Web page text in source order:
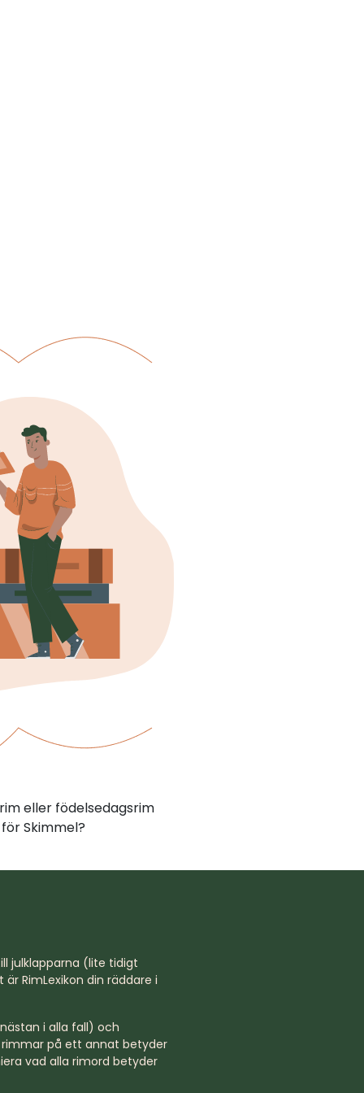
eller födelsedagsrim
Skimmel?
julklapparna (lite tidigt
RimLexikon din räddare i
i alla fall) och
på ett annat betyder
vad alla rimord betyder